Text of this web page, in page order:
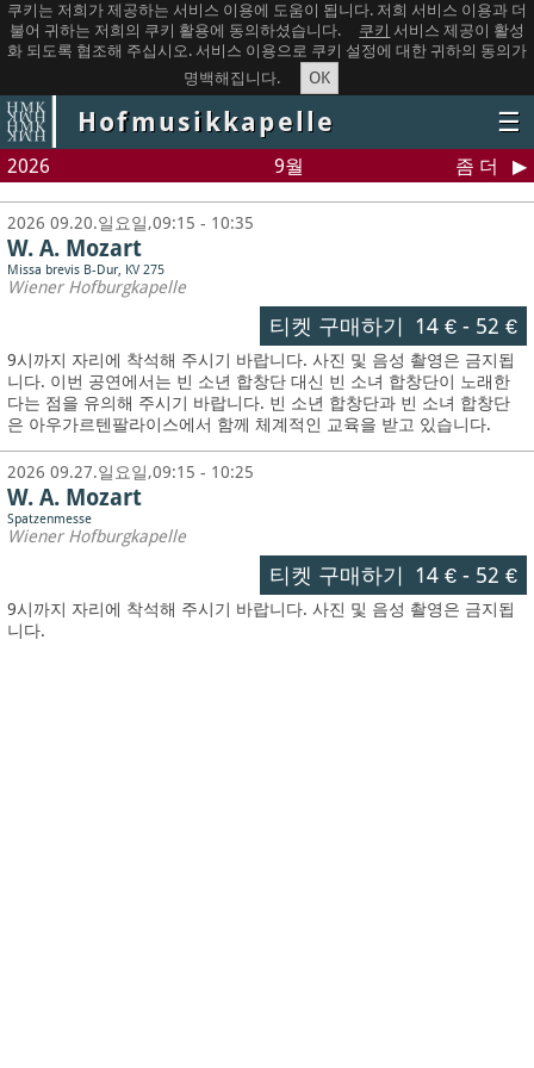
쿠키는 저희가 제공하는 서비스 이용에 도움이 됩니다. 저희 서비스 이용과 더
불어 귀하는 저희의 쿠키 활용에 동의하셨습니다.
쿠키 서비스 제공이 활성
화 되도록 협조해 주십시오. 서비스 이용으로 쿠키 설정에 대한 귀하의 동의가
명백해집니다.
OK
Hofmusikkapelle ☰
2026 9월 좀 더
2026 09.20.일요일,09:15 - 10:35
W. A. Mozart
Missa brevis B-Dur, KV 275
Wiener Hofburgkapelle
티켓 구매하기 14 €- 52 €
9시까지 자리에 착석해 주시기 바랍니다. 사진 및 음성 촬영은 금지됩
니다. 이번 공연에서는 빈 소년 합창단 대신 빈 소녀 합창단이 노래한
다는 점을 유의해 주시기 바랍니다. 빈 소년 합창단과 빈 소녀 합창단
은 아우가르텐팔라이스에서 함께 체계적인 교육을 받고 있습니다.
2026 09.27.일요일,09:15 - 10:25
W. A. Mozart
Spatzenmesse
Wiener Hofburgkapelle
티켓 구매하기 14 €- 52 €
9시까지 자리에 착석해 주시기 바랍니다. 사진 및 음성 촬영은 금지됩
니다.